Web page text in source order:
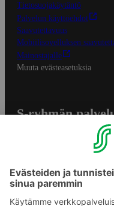
Tietosuojakäytäntö
Palvelun käyttöehdot
Saavutettavuus
Mobiilisovelluksen
Mainostajalle
Muuta evästeasetuksia
S-ryhmän
Yhteishyvä Ruoka -sovellus
S-ostoslista -sovellus
Prisma.fi